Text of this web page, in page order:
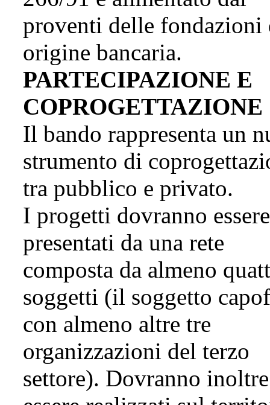
proventi delle fondazioni
origine bancaria.
PARTECIPAZIONE E
COPROGETTAZIONE
Il bando rappresenta un
strumento di
tra pubblico e privato.
I progetti dovranno essere
presentati da una rete
composta da almeno
soggetti (il soggetto
con almeno altre tre
organizzazioni del terzo
settore). Dovranno inoltre